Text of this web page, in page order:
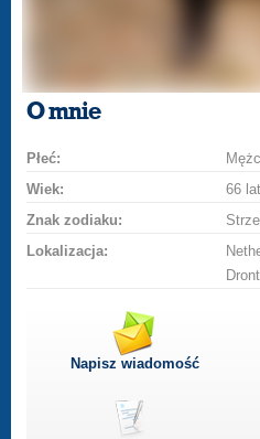
O mnie
Płeć:
Wiek:
66 lat
Znak zodiaku:
Lokalizacja:
Napisz wiadomość